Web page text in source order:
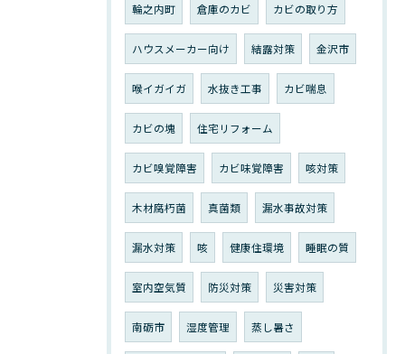
輪之内町 倉庫のカビ カビの取り方
ハウスメーカー向け 結露対策 金沢市
喉イガイガ 水抜き工事 カビ喘息
カビの塊 住宅リフォーム
カビ嗅覚障害 カビ味覚障害 咳対策
木材腐朽菌 真菌類 漏水事故対策
漏水対策 咳 健康住環境 睡眠の質
室内空気質 防災対策 災害対策
南砺市 湿度管理 蒸し暑さ